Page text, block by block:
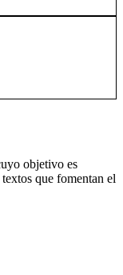
objetivo es
que fomentan el